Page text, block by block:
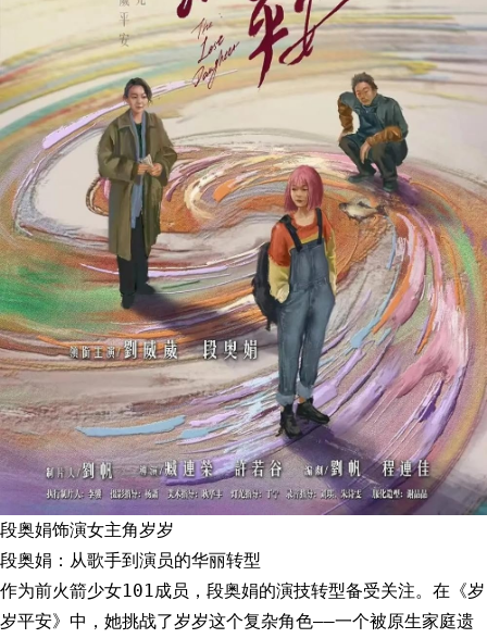
段奥娟饰演女主角岁岁
段奥娟：从歌手到演员的华丽转型
作为前火箭少女101成员，段奥娟的演技转型备受关注。在《岁
岁平安》中，她挑战了岁岁这个复杂角色——一个被原生家庭遗